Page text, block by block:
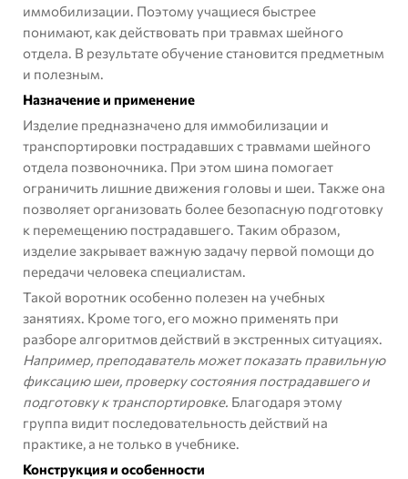
иммобилизации. Поэтому учащиеся быстрее
понимают, как действовать при травмах шейного
отдела. В результате обучение становится предметным
и полезным.
Назначение и применение
Изделие предназначено для иммобилизации и
транспортировки пострадавших с травмами шейного
отдела позвоночника. При этом шина помогает
ограничить лишние движения головы и шеи. Также она
позволяет организовать более безопасную подготовку
к перемещению пострадавшего. Таким образом,
изделие закрывает важную задачу первой помощи до
передачи человека специалистам.
Такой воротник особенно полезен на учебных
занятиях. Кроме того, его можно применять при
разборе алгоритмов действий в экстренных ситуациях.
Например, преподаватель может показать правильную
фиксацию шеи, проверку состояния пострадавшего и
подготовку к транспортировке. Благодаря этому
группа видит последовательность действий на
практике, а не только в учебнике.
Конструкция и особенности